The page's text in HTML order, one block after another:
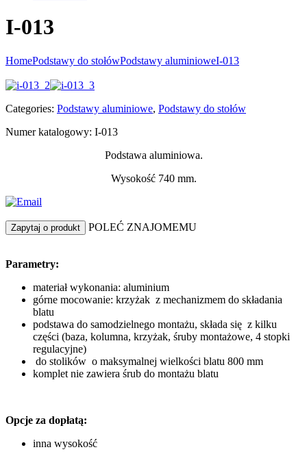
I-013
HomePodstawy do stołówPodstawy aluminioweI-013
Categories: Podstawy aluminiowe, Podstawy do stołów
Numer katalogowy: I-013
Podstawa aluminiowa.
Wysokość 740 mm.
Zapytaj o produkt POLEĆ ZNAJOMEMU
Parametry:
materiał wykonania: aluminium
górne mocowanie: krzyżak z mechanizmem do składania
blatu
podstawa do samodzielnego montażu, składa się z kilku
części (baza, kolumna, krzyżak, śruby montażowe, 4 stopki
regulacyjne)
do stolików o maksymalnej wielkości blatu 800 mm
komplet nie zawiera śrub do montażu blatu
Opcje za dopłatą:
inna wysokość